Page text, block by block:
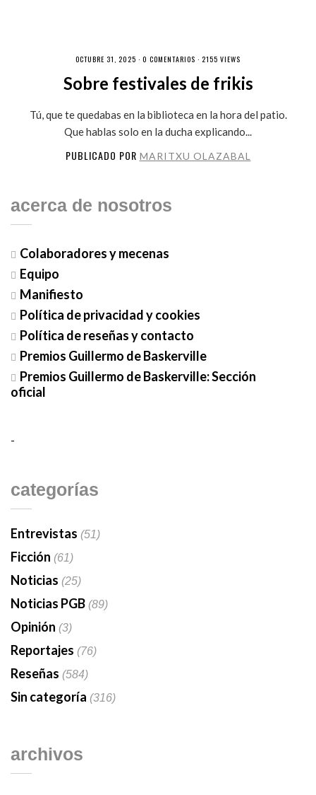
OCTUBRE 31, 2025 · 0 COMENTARIOS · 2155 VIEWS
Sobre festivales de frikis
Tú, que te quedabas en la biblioteca en la hora del patio.
Que hablas solo en la ducha explicando...
PUBLICADO POR MARITXU OLAZABAL
acerca de nosotros
Colaboradores y mecenas
Equipo
Manifiesto
Política de privacidad y cookies
Política de reseñas y contacto
Premios Guillermo de Baskerville
Premios Guillermo de Baskerville: Sección
oficial
-
categorías
Entrevistas (51)
Ficción (61)
Noticias (25)
Noticias PGB(89)
Opinión (3)
Reportajes (76)
Reseñas (584)
Sin categoría (316)
archivos